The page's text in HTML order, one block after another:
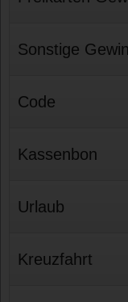
Sonstige
Code
Kassenbon
Urlaub
Kreuzfahrt